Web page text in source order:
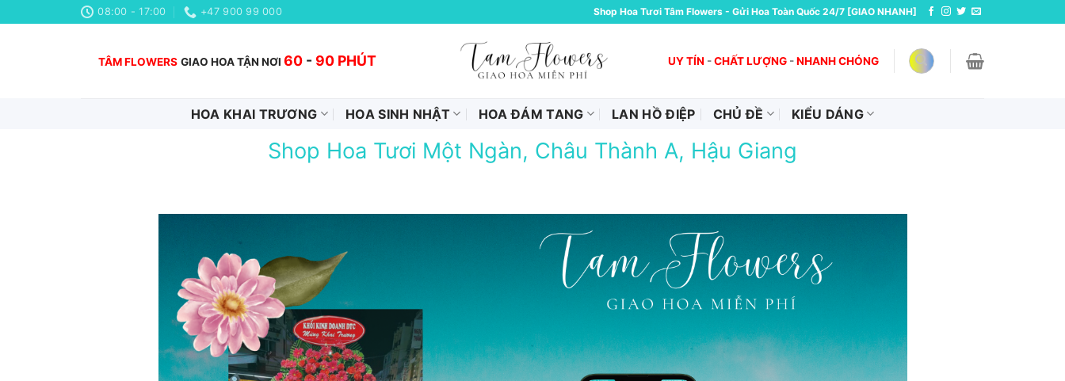
đến
08:00 - 17:00 +47 900 99 000 Shop Hoa Tươi Tâm Flowers - Gửi Hoa Toàn Quốc 24/7 [GIAO NHANH]
TÂM FLOWERS GIAO HOA TẬN NƠI 60 - 90 PHÚT UY TÍN -CHẤT LƯỢNG -NHANH CHÓNG
HOA KHAI TRƯƠNG HOA SINH NHẬT HOA ĐÁM TANG LAN HỒ ĐIỆP CHỦ ĐỀ KIỂU DÁNG
Shop Hoa Tươi Một Ngàn, Châu Thành A, Hậu Giang